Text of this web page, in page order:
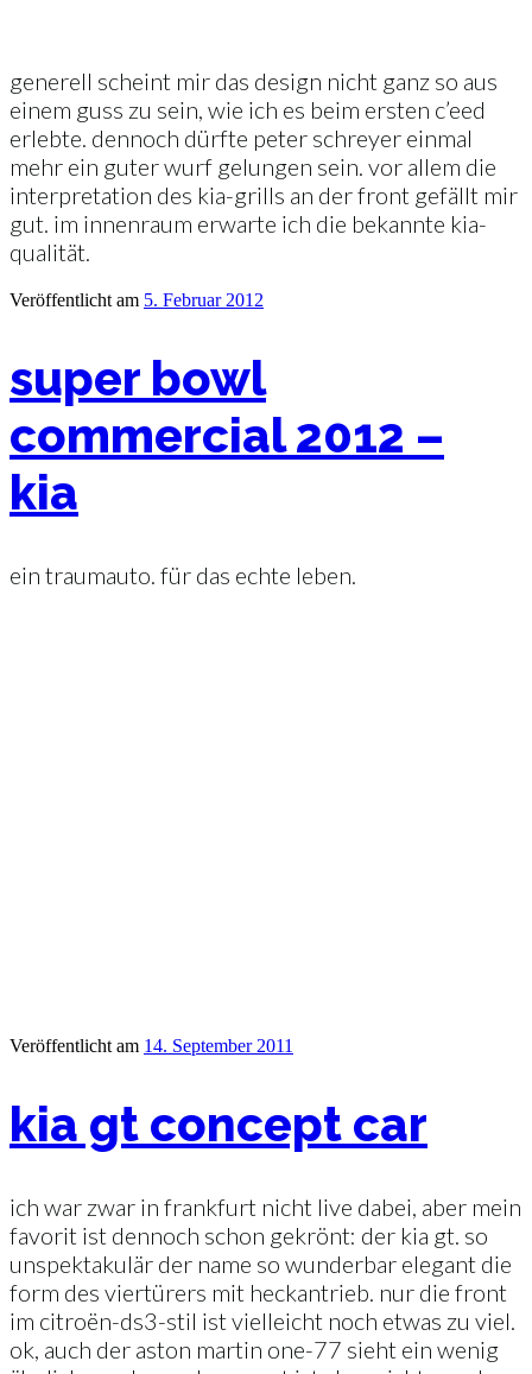
generell scheint mir das design nicht ganz so aus
einem guss zu sein, wie ich es beim ersten c’eed
erlebte. dennoch dürfte peter schreyer einmal
mehr ein guter wurf gelungen sein. vor allem die
interpretation des kia-grills an der front gefällt mir
gut. im innenraum erwarte ich die bekannte kia-
qualität.
Veröffentlicht am 5. Februar 2012
super bowl
commercial 2012 –
kia
ein traumauto. für das echte leben.
Veröffentlicht am 14. September 2011
kia gt concept car
ich war zwar in frankfurt nicht live dabei, aber mein
favorit ist dennoch schon gekrönt: der kia gt. so
unspektakulär der name so wunderbar elegant die
form des viertürers mit heckantrieb. nur die front
im citroën-ds3-stil ist vielleicht noch etwas zu viel.
ok, auch der aston martin one-77 sieht ein wenig